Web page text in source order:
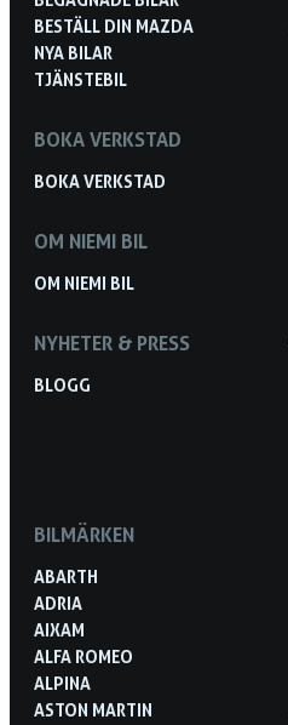
BESTÄLL DIN MAZDA
NYA BILAR
TJÄNSTEBIL
BOKA VERKSTAD
BOKA VERKSTAD
OM NIEMI BIL
OM NIEMI BIL
NYHETER & PRESS
BLOGG
BILMÄRKEN
ABARTH
ADRIA
AIXAM
ALFA ROMEO
ALPINA
ASTON MARTIN